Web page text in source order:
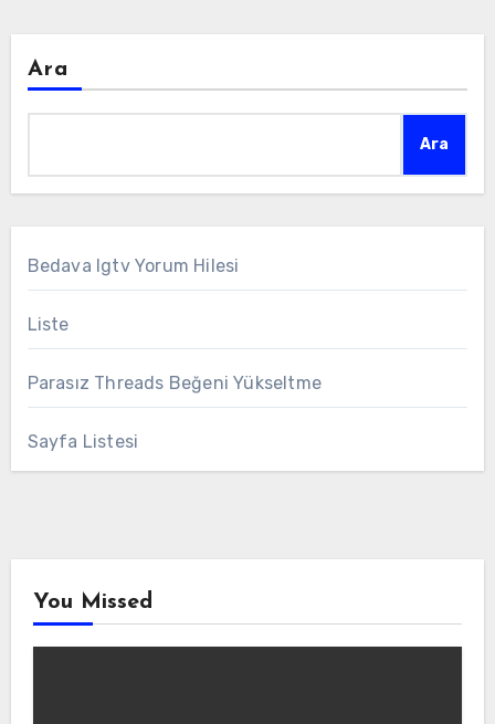
Ara
Ara
Bedava Igtv Yorum Hilesi
Liste
Parasız Threads Beğeni Yükseltme
Sayfa Listesi
You Missed